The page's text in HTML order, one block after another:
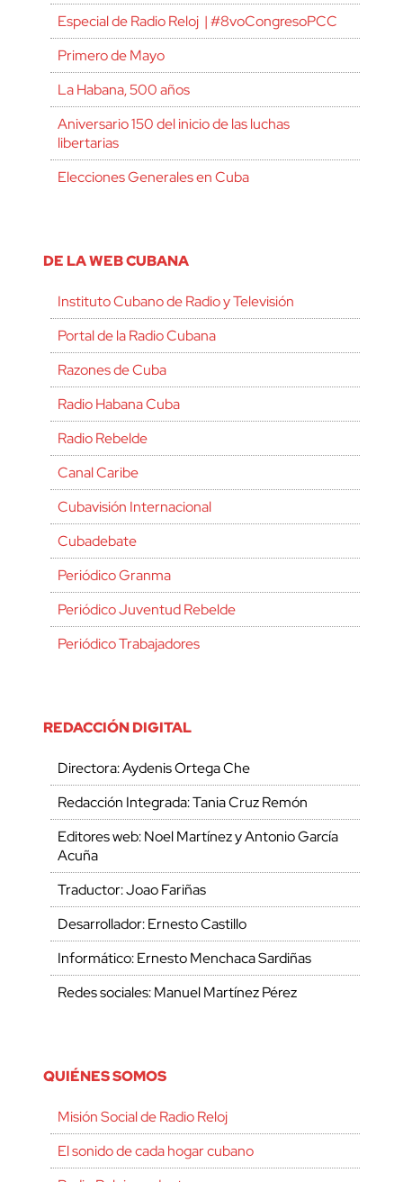
Especial de Radio Reloj | #8voCongresoPCC
Primero de Mayo
La Habana, 500 años
Aniversario 150 del inicio de las luchas
libertarias
Elecciones Generales en Cuba
DE LA WEB CUBANA
Instituto Cubano de Radio y Televisión
Portal de la Radio Cubana
Razones de Cuba
Radio Habana Cuba
Radio Rebelde
Canal Caribe
Cubavisión Internacional
Cubadebate
Periódico Granma
Periódico Juventud Rebelde
Periódico Trabajadores
REDACCIÓN DIGITAL
Directora: Aydenis Ortega Che
Redacción Integrada: Tania Cruz Remón
Editores web: Noel Martínez y Antonio García
Acuña
Traductor: Joao Fariñas
Desarrollador: Ernesto Castillo
Informático: Ernesto Menchaca Sardiñas
Redes sociales: Manuel Martínez Pérez
QUIÉNES SOMOS
Misión Social de Radio Reloj
El sonido de cada hogar cubano